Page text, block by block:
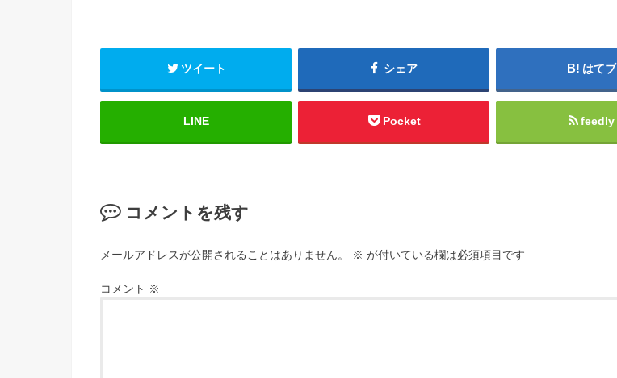
ツイート シェア はてブ
LINE Pocket feedly
コメントを残す
メールアドレスが公開されることはありません。 ※ が付いている欄は必須項目です
コメント ※